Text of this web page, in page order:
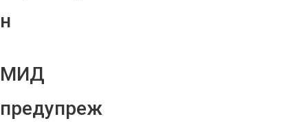
н
МИД
предупреж